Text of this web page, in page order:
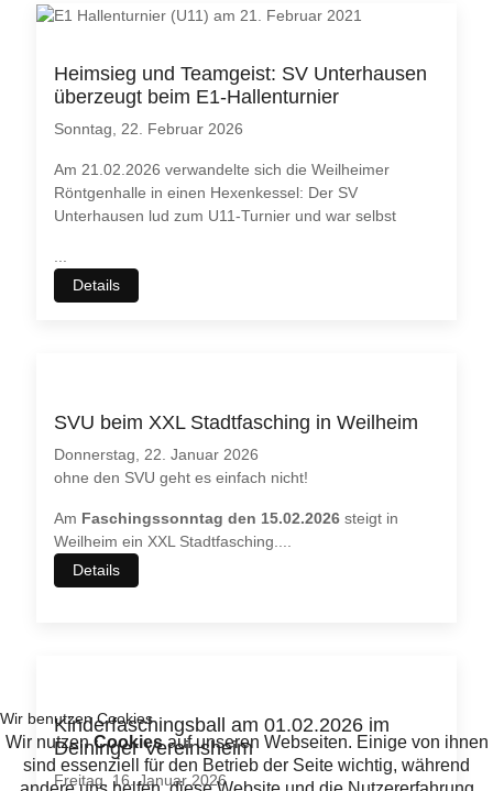
Heimsieg und Teamgeist: SV Unterhausen
überzeugt beim E1-Hallenturnier
Sonntag, 22. Februar 2026
Am 21.02.2026 verwandelte sich die Weilheimer
Röntgenhalle in einen Hexenkessel: Der SV
Unterhausen lud zum U11-Turnier und war selbst
Details
SVU beim XXL Stadtfasching in Weilheim
Donnerstag, 22. Januar 2026
ohne den SVU geht es einfach nicht!
Am Faschingssonntag den 15.02.2026 steigt in
Weilheim ein XXL Stadtfasching.
Details
Kinderfaschingsball am 01.02.2026 im
Deininger Vereinsheim
Freitag, 16. Januar 2026